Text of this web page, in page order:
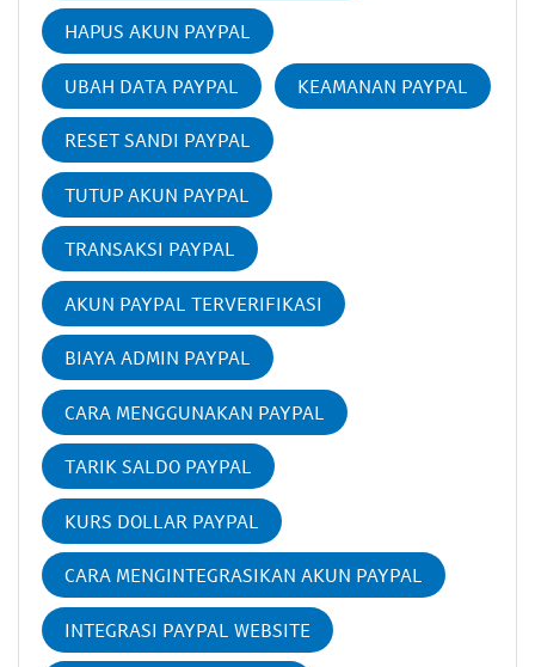
HAPUS AKUN PAYPAL
UBAH DATA PAYPAL KEAMANAN PAYPAL
RESET SANDI PAYPAL
TUTUP AKUN PAYPAL
TRANSAKSI PAYPAL
AKUN PAYPAL TERVERIFIKASI
BIAYA ADMIN PAYPAL
CARA MENGGUNAKAN PAYPAL
TARIK SALDO PAYPAL
KURS DOLLAR PAYPAL
CARA MENGINTEGRASIKAN AKUN PAYPAL
INTEGRASI PAYPAL WEBSITE